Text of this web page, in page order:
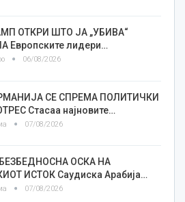
ОТКРИ ШТО ЈА „УБИВА“
Европските лидери…
06/08/2026
СЕ СПРЕМА ПОЛИТИЧКИ
Стасаа најновите…
07/08/2026
ОСКА НА
ИСТОК Саудиска Арабија…
07/08/2026